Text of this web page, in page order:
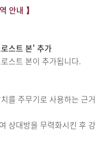
안내 】
스트 본' 추가
스트 본이 추가됩니다.
를 주무기로 사용하는 근거
상대방을 무력화시킨 후 강